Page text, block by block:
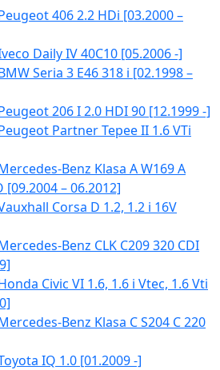
406 2.2 HDi [03.2000 –
Daily IV 40C10 [05.2006 -]
Seria 3 E46 318 i [02.1998 –
206 I 2.0 HDI 90 [12.1999 -]
Partner Tepee II 1.6 VTi
Benz Klasa A W169 A
[09.2004 – 06.2012]
Corsa D 1.2, 1.2 i 16V
Benz CLK C209 320 CDI
Civic VI 1.6, 1.6 i Vtec, 1.6 Vti
Benz Klasa C S204 C 220
IQ 1.0 [01.2009 -]